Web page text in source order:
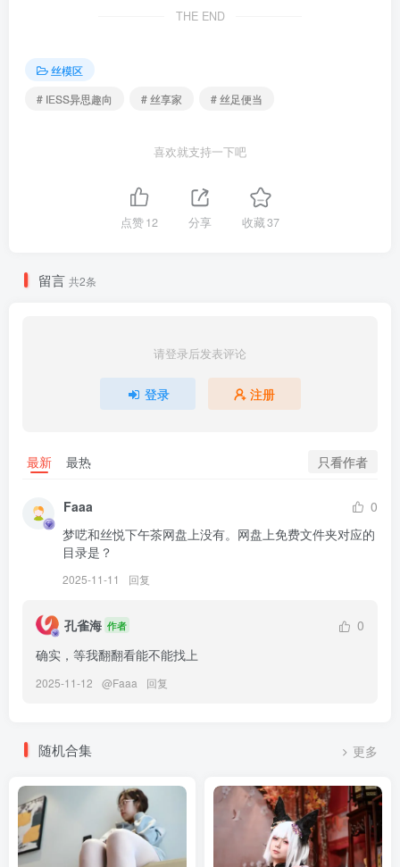
[6.12]
[IESS异思趣向] 2026.04.06 丝享家 2315 秋秋《丰满女人（上）》
[IESS异思趣向] 2026.04.05 丝享家 2314 小婕《小皮裙》[90P-
[79P-100.6M]
[IESS异思趣向] 2026.04.02 丝享家 2311 团团《西裤里丝》[89P-
[IESS异思趣向] 2026.04.01 丝享家 2310 婉萍《气质OL（下）》
[IESS异思趣向] 2026.03.31 丝享家 2309 美子《黑丝鱼骨线》[90P-
105.4M]
[IESS异思趣向] 2026.03.30 丝享家 2308 团团《妖娆红跟》[90P-
[IESS异思趣向] 2026.03.29 丝享家 2307 小婕《蓝衣女神（下）》
[89P-104.2M]
THE END
丝模区
# IESS异思趣向
# 丝享家 # 丝足便当
喜欢就支持一下吧
点赞12 分享 收藏37
留言 共2条
请登录后发表评论
登录 注册
最新 最热 只看作者
Faaa
0
梦呓和丝悦下午茶网盘上没有。网盘上免费文件夹对应的
目录是？
2025-11-11 回复
孔雀海 作者
0
确实，等我翻翻看能不能找上
2025-11-12 @Faaa 回复
随机合集 更多